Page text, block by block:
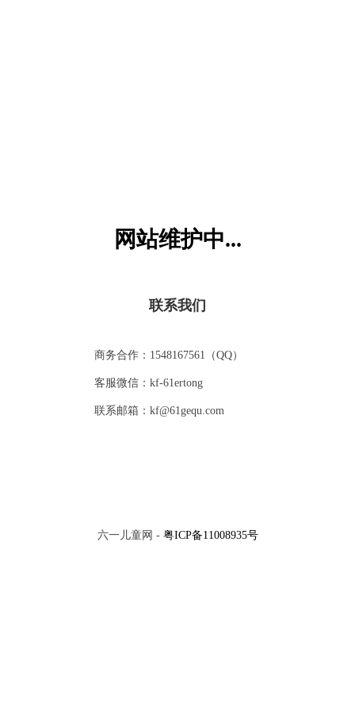
网站维护中...
联系我们
商务合作：1548167561（QQ）
客服微信：kf-61ertong
联系邮箱：kf@61gequ.com
六一儿童网 - 粤ICP备11008935号